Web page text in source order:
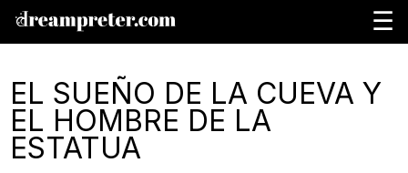
☰
EL SUEÑO DE LA CUEVA Y
EL HOMBRE DE LA
ESTATUA